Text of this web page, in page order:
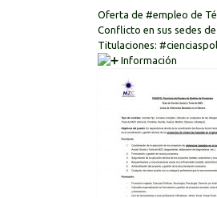
Oferta de #empleo de
Conflicto en sus sedes de
Titulaciones:
Información